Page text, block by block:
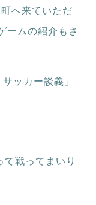
へ来ていただ
ームの紹介もさ
ッカー談義」
戦ってまいり